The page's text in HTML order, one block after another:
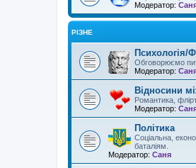
Модератор:
РІЗНЕ
Психологія/
Обговорюємо
Модератор:
Відносини
Романтика,
Модератор:
Політика
Соціальна,
баталіям.
Модератор: Саня